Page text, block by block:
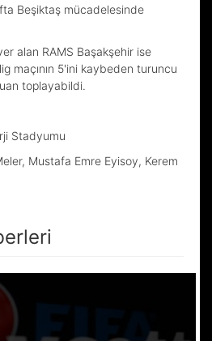
Beşiktaş mücadelesinde
alan RAMS Başakşehir ise
maçının 5'ini kaybeden turuncu
toplayabildi.
Stadyumu
Mustafa Emre Eyisoy, Kerem